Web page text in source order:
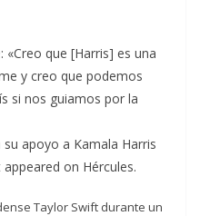
que [Harris] es una
y creo que podemos
si nos guiamos por la
apoyo a Kamala Harris
on Hércules.
Taylor Swift durante un